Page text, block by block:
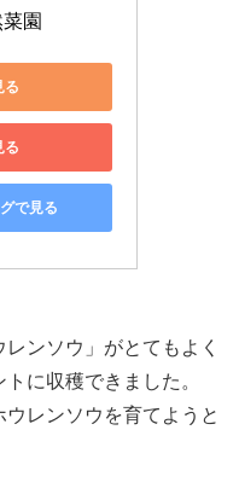
園
る
る
で見る
ンソウ」がとてもよく
に収穫できました。
レンソウを育てようと